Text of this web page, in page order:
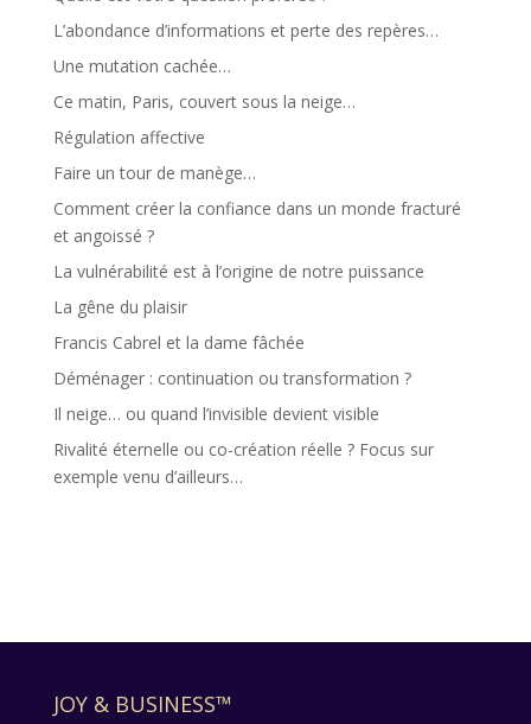
L’abondance d’informations et perte des repères…
Une mutation cachée…
Ce matin, Paris, couvert sous la neige…
Régulation affective
Faire un tour de manège…
Comment créer la confiance dans un monde fracturé
et angoissé ?
La vulnérabilité est à l’origine de notre puissance
La gêne du plaisir
Francis Cabrel et la dame fâchée
Déménager : continuation ou transformation ?
Il neige… ou quand l’invisible devient visible
Rivalité éternelle ou co-création réelle ? Focus sur
exemple venu d’ailleurs…
JOY & BUSINESS™